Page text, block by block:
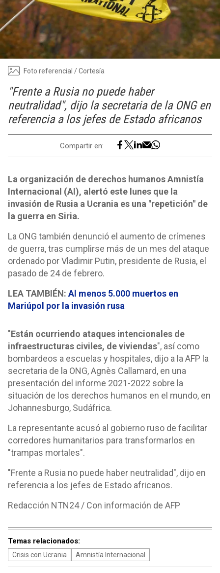
Foto referencial / Cortesía
"Frente a Rusia no puede haber
neutralidad", dijo la secretaria de la ONG en
referencia a los jefes de Estado africanos
Compartir en:
La organización de derechos humanos Amnistía
Internacional (AI), alertó este lunes que la
invasión de Rusia a Ucrania es una "repetición" de
la guerra en Siria.
La ONG también denunció el aumento de crímenes
de guerra, tras cumplirse más de un mes del ataque
ordenado por Vladimir Putin, presidente de Rusia, el
pasado de 24 de febrero.
LEA TAMBIÉN: Al menos 5.000 muertos en
Mariúpol por la invasión rusa
"Están ocurriendo ataques intencionales de
infraestructuras civiles, de viviendas", así como
bombardeos a escuelas y hospitales, dijo a la AFP la
secretaria de la ONG, Agnès Callamard, en una
presentación del informe 2021-2022 sobre la
situación de los derechos humanos en el mundo, en
Johannesburgo, Sudáfrica.
La representante acusó al gobierno ruso de facilitar
corredores humanitarios para transformarlos en
"trampas mortales".
"Frente a Rusia no puede haber neutralidad", dijo en
referencia a los jefes de Estado africanos.
Redacción NTN24 / Con información de AFP
Temas relacionados:
Crisis con Ucrania Amnistía Internacional